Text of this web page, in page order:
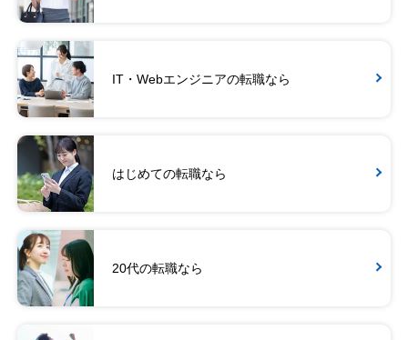
IT・Webエンジニアの転職なら
はじめての転職なら
20代の転職なら